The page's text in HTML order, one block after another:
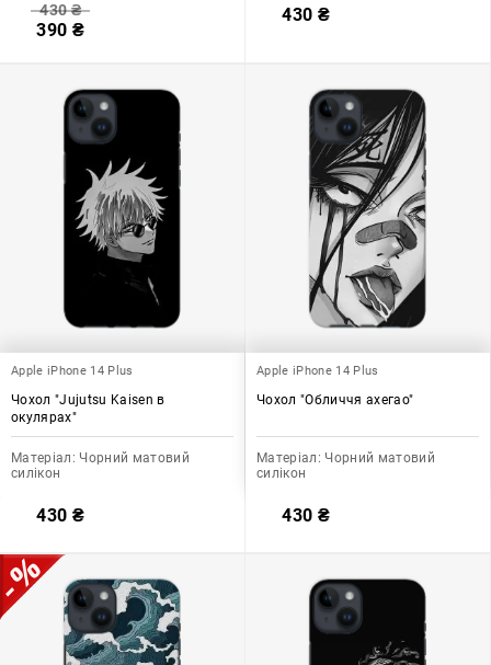
430₴
390 ₴
430 ₴
Apple iPhone 14 Plus
Чохол "Jujutsu Kaisen в
окулярах"
Матеріал: Чорний матовий
силікон
430 ₴
Apple iPhone 14 Plus
Чохол "Обличчя ахегао"
Матеріал: Чорний матовий
силікон
430 ₴